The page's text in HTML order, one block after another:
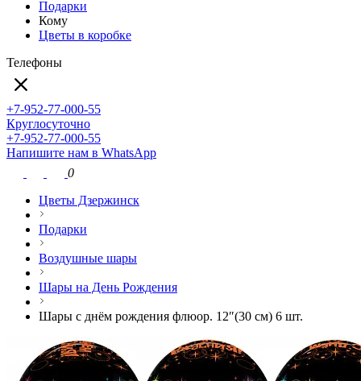
Подарки
Кому
Цветы в коробке
Телефоны
+7-952-77-000-55
Круглосуточно
+7-952-77-000-55
Напишите нам в WhatsApp
0
Цветы Дзержинск
Подарки
Воздушные шары
Шары на День Рождения
Шары с днём рождения флюор. 12″(30 см) 6 шт.